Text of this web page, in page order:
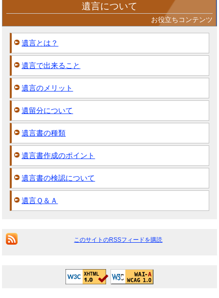
遺言について
お役立ちコンテンツ
遺言とは？
遺言で出来ること
遺言のメリット
遺留分について
遺言書の種類
遺言書作成のポイント
遺言書の検認について
遺言Ｑ＆Ａ
このサイトのRSSフィードを購読